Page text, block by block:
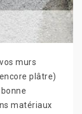
murs
plâtre)
matériaux